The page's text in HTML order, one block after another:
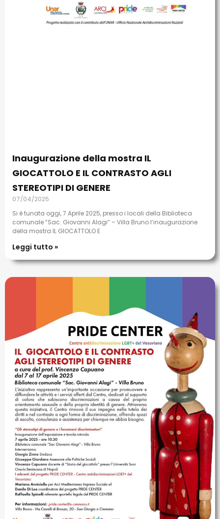
Inaugurazione della mostra IL
GIOCATTOLO E IL CONTRASTO AGLI
STEREOTIPI DI GENERE
07/04/2025
Si è tunata oggi, 7 Aprile 2025, presso i locali della Biblioteca
comunale “Sac. Giovanni Alagi” – Villa Bruno l’inaugurazione
della mostra IL GIOCATTOLO E
Leggi tutto »